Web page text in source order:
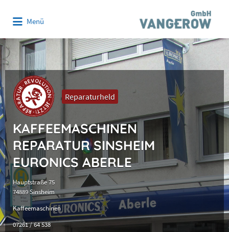
Menü
Reparaturheld
KAFFEEMASCHINEN
REPARATUR SINSHEIM
EURONICS ABERLE
Hauptstraße 75
74889 Sinsheim
Kaffeemaschinen
07261 / 64 538